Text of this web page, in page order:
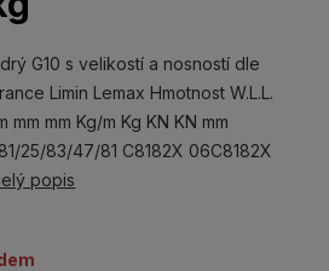
G10 s velikostí a nosností dle
Limin Lemax Hmotnost W.L.L.
mm mm Kg/m Kg KN KN mm
25/83/47/81 C8182X 06C8182X
popis